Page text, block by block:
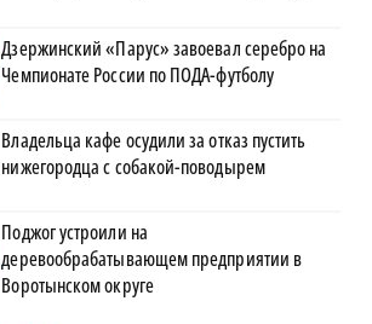
Дзержинский «Парус» завоевал серебро на
Чемпионате России по ПОДА-футболу
Владельца кафе осудили за отказ пустить
нижегородца с собакой-поводырем
Поджог устроили на
деревообрабатывающем предприятии в
Воротынском округе